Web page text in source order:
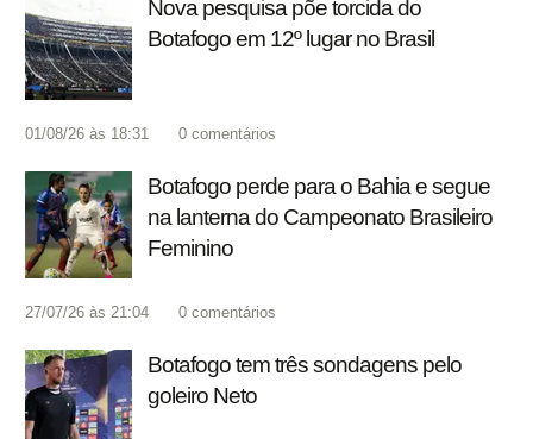
Nova pesquisa põe torcida do
Botafogo em 12º lugar no Brasil
01/08/26 às 18:31 0 comentários
Botafogo perde para o Bahia e segue
na lanterna do Campeonato Brasileiro
Feminino
27/07/26 às 21:04 0 comentários
Botafogo tem três sondagens pelo
goleiro Neto